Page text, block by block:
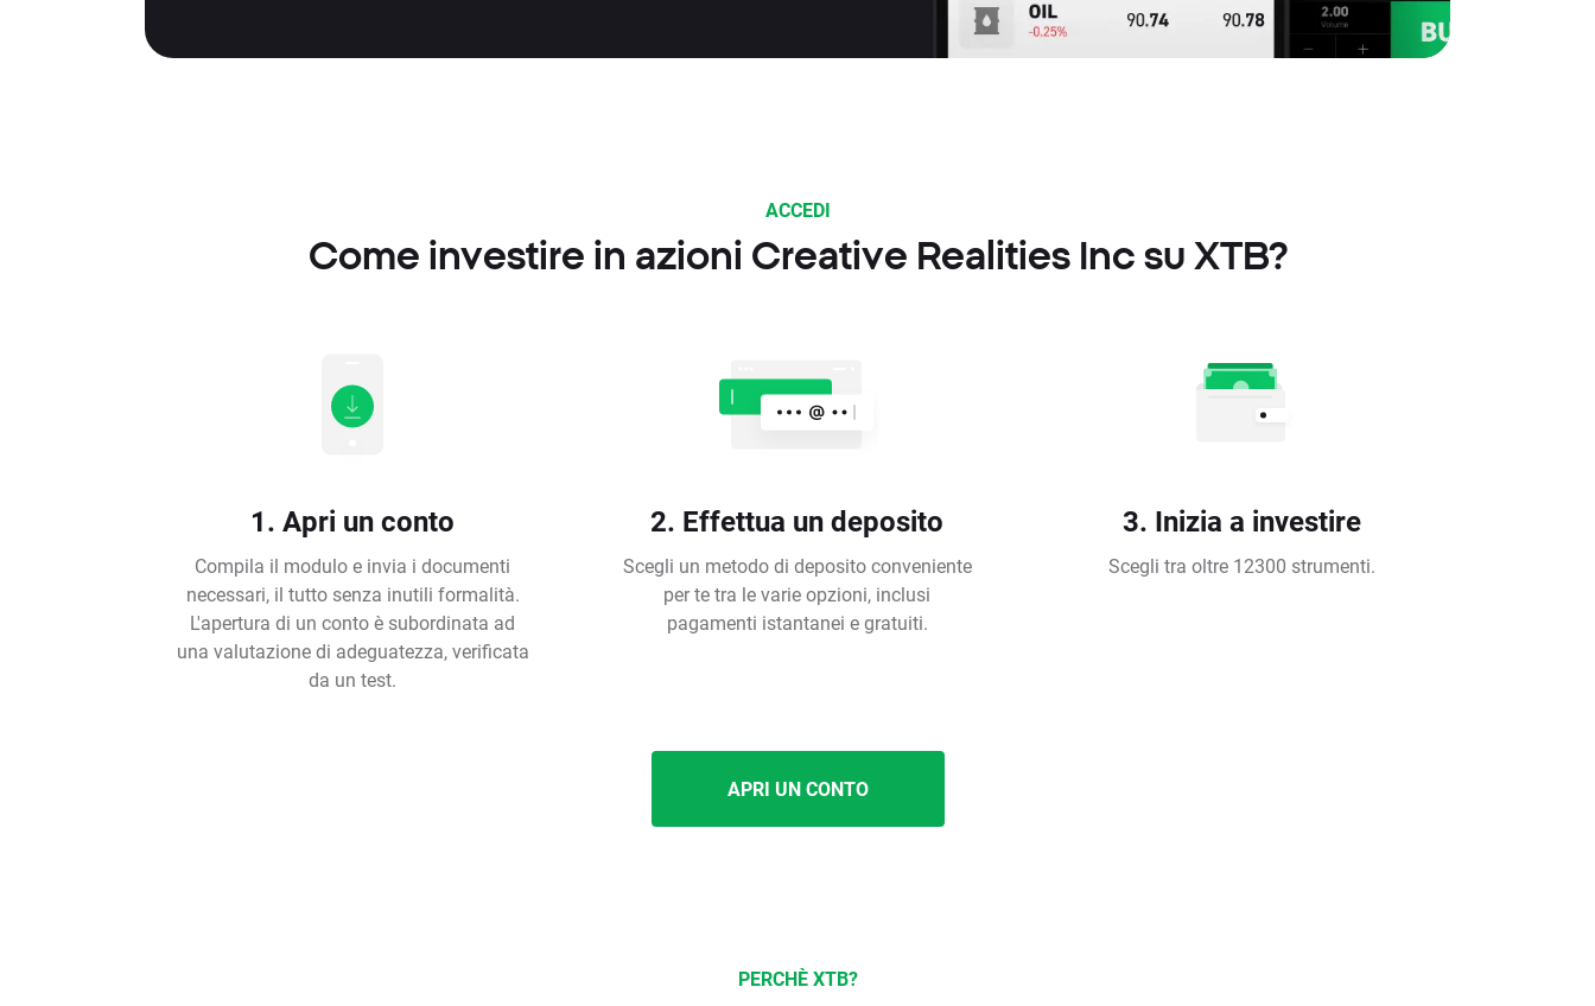
ACCEDI
Come investire in azioni Creative Realities Inc su XTB?
1. Apri un conto
Compila il modulo e invia i documenti
necessari, il tutto senza inutili formalità.
L'apertura di un conto è subordinata ad
una valutazione di adeguatezza, verificata
da un test.
2. Effettua un deposito
Scegli un metodo di deposito conveniente
per te tra le varie opzioni, inclusi
pagamenti istantanei e gratuiti.
3. Inizia a investire
Scegli tra oltre 12300 strumenti.
APRI UN CONTO
PERCHÈ XTB?